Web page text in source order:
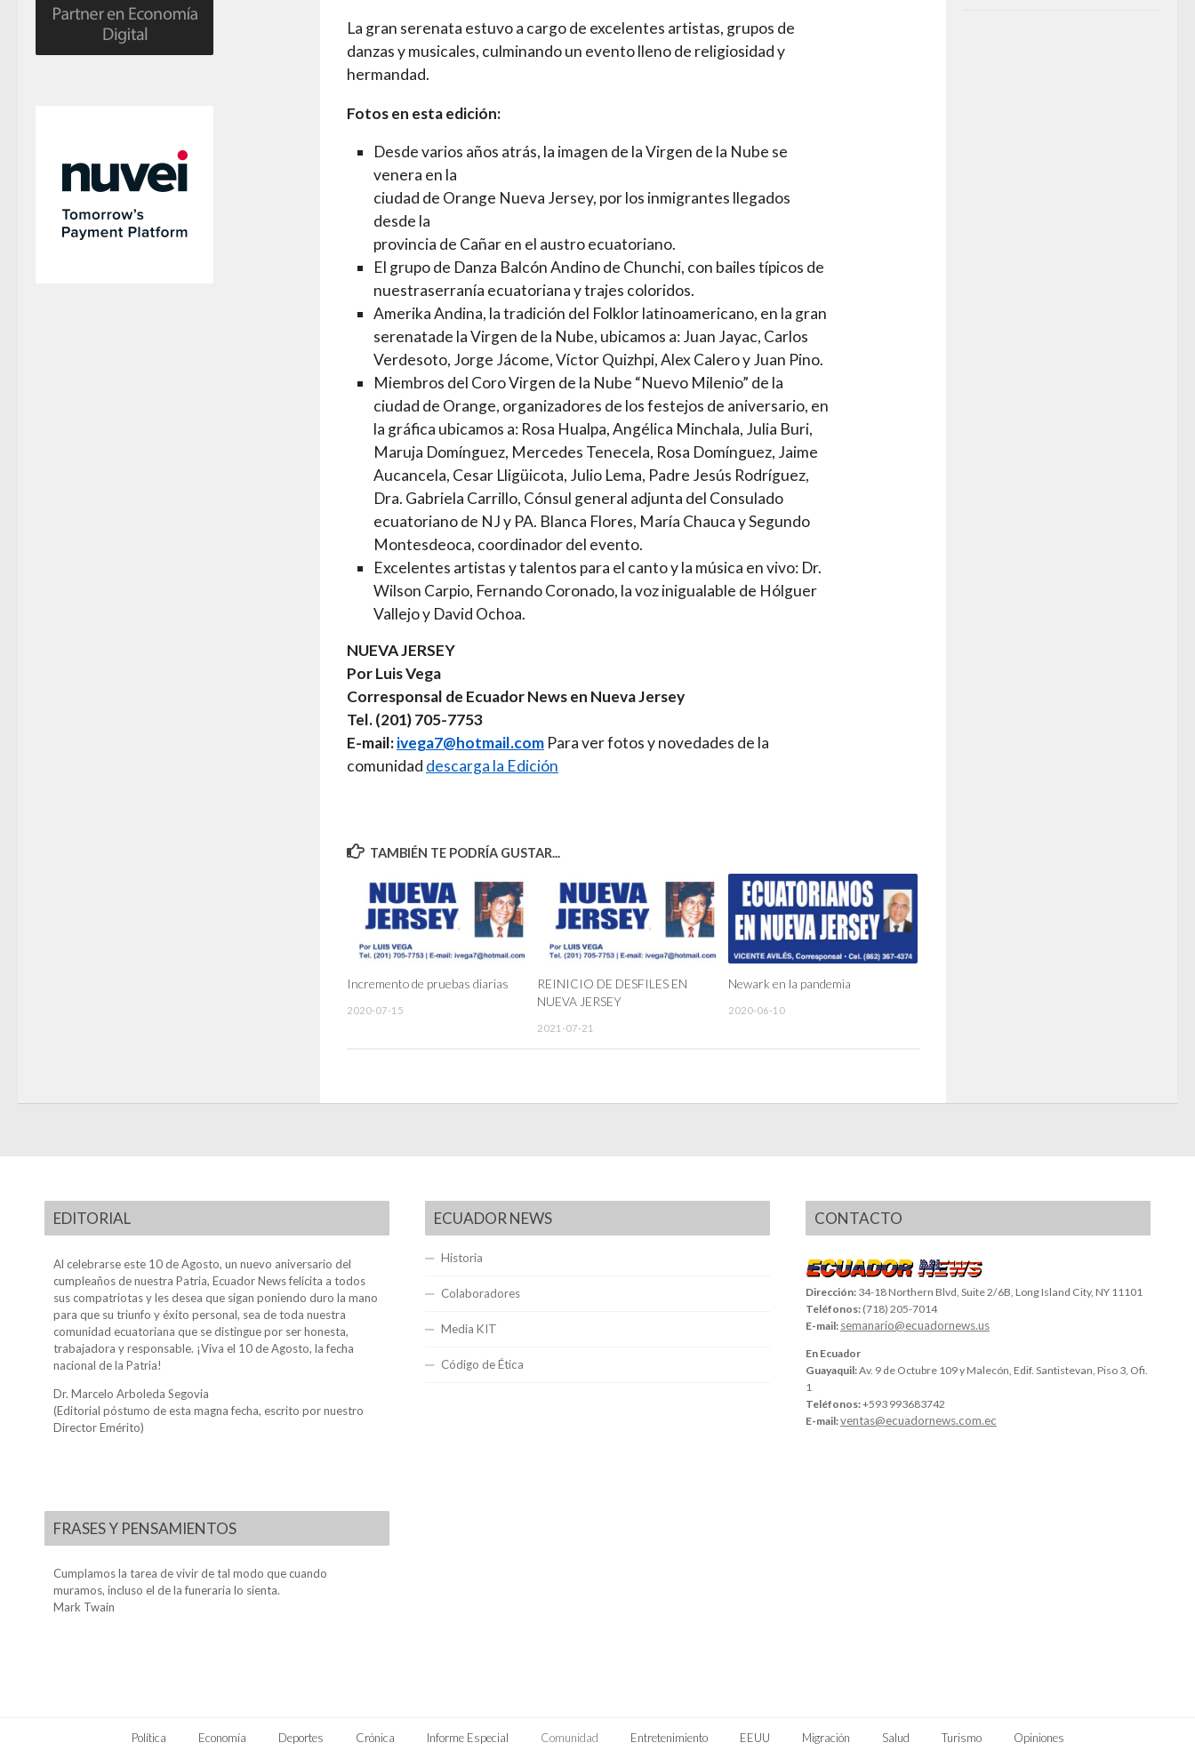
La gran serenata estuvo a cargo de excelentes artistas, grupos de
danzas y musicales, culminando un evento lleno de religiosidad y
hermandad.
Fotos en esta edición:
Desde varios años atrás, la imagen de la Virgen de la Nube se
venera en la
ciudad de Orange Nueva Jersey, por los inmigrantes llegados
desde la
provincia de Cañar en el austro ecuatoriano.
El grupo de Danza Balcón Andino de Chunchi, con bailes típicos de
nuestraserranía ecuatoriana y trajes coloridos.
Amerika Andina, la tradición del Folklor latinoamericano, en la gran
serenatade la Virgen de la Nube, ubicamos a: Juan Jayac, Carlos
Verdesoto, Jorge Jácome, Víctor Quizhpi, Alex Calero y Juan Pino.
Miembros del Coro Virgen de la Nube “Nuevo Milenio” de la
ciudad de Orange, organizadores de los festejos de aniversario, en
la gráfica ubicamos a: Rosa Hualpa, Angélica Minchala, Julia Buri,
Maruja Domínguez, Mercedes Tenecela, Rosa Domínguez, Jaime
Aucancela, Cesar Lligüicota, Julio Lema, Padre Jesús Rodríguez,
Dra. Gabriela Carrillo, Cónsul general adjunta del Consulado
ecuatoriano de NJ y PA. Blanca Flores, María Chauca y Segundo
Montesdeoca, coordinador del evento.
Excelentes artistas y talentos para el canto y la música en vivo: Dr.
Wilson Carpio, Fernando Coronado, la voz inigualable de Hólguer
Vallejo y David Ochoa.
NUEVA JERSEY
Por Luis Vega
Corresponsal de Ecuador News en Nueva Jersey
Tel. (201) 705-7753
E-mail:ivega7@hotmail.com Para ver fotos y novedades de la
comunidad descarga la Edición
TAMBIÉN TE PODRÍA GUSTAR...
Incremento de pruebas diarias
2020-07-15
REINICIO DE DESFILES EN
NUEVA JERSEY
2021-07-21
Newark en la pandemia
2020-06-10
EDITORIAL
Al celebrarse este 10 de Agosto, un nuevo aniversario del
cumpleaños de nuestra Patria, Ecuador News felicita a todos
sus compatriotas y les desea que sigan poniendo duro la mano
para que su triunfo y éxito personal, sea de toda nuestra
comunidad ecuatoriana que se distingue por ser honesta,
trabajadora y responsable. ¡Viva el 10 de Agosto, la fecha
nacional de la Patria!
Dr. Marcelo Arboleda Segovia
(Editorial póstumo de esta magna fecha, escrito por nuestro
Director Emérito)
FRASES Y PENSAMIENTOS
Cumplamos la tarea de vivir de tal modo que cuando
muramos, incluso el de la funeraria lo sienta.
Mark Twain
ECUADOR NEWS
Historia
Colaboradores
Media KIT
Código de Ética
CONTACTO
Dirección: 34-18 Northern Blvd, Suite 2/6B, Long Island City, NY 11101
Teléfonos: (718) 205-7014
E-mail: semanario@ecuadornews.us
En Ecuador
Guayaquil:Av. 9 de Octubre 109 y Malecón, Edif. Santistevan, Piso 3, Ofi.
1
Teléfonos:+593 993683742
E-mail:ventas@ecuadornews.com.ec
Política Economía Deportes Crónica Informe Especial Comunidad Entretenimiento EEUU Migración Salud Turismo Opiniones